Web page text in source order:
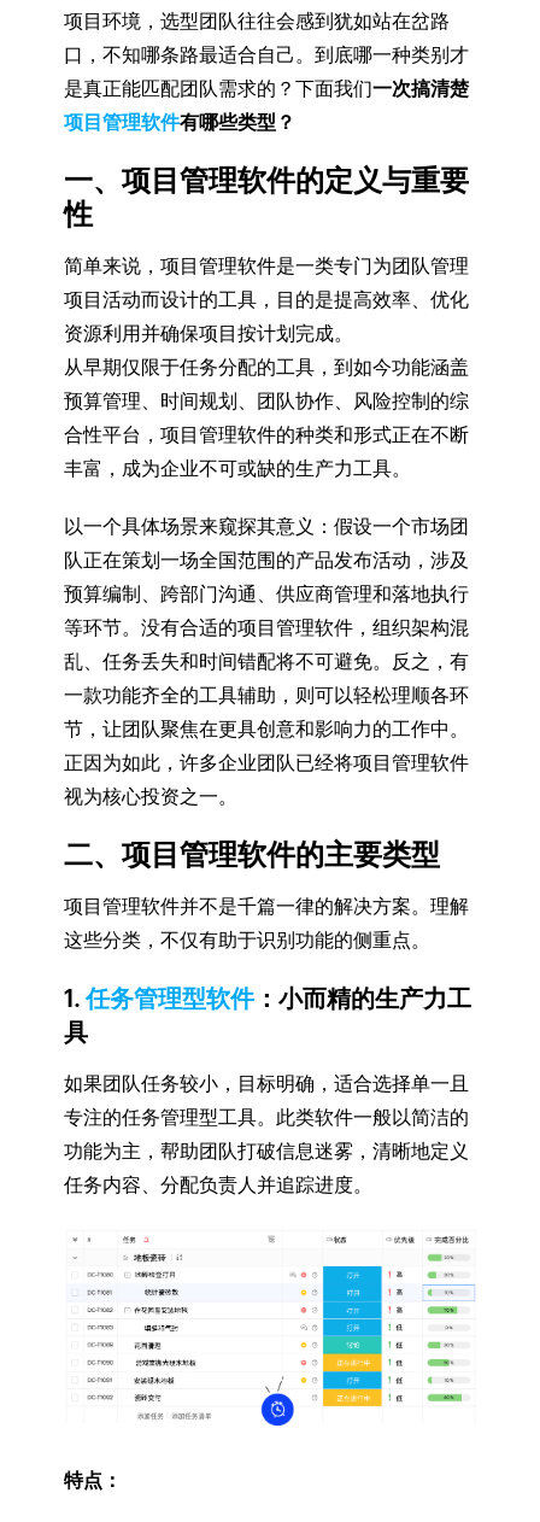
项目环境，选型团队往往会感到犹如站在岔路
口，不知哪条路最适合自己。到底哪一种类别才
是真正能匹配团队需求的？下面我们一次搞清楚
项目管理软件有哪些类型？
一、项目管理软件的定义与重要
性
简单来说，项目管理软件是一类专门为团队管理
项目活动而设计的工具，目的是提高效率、优化
资源利用并确保项目按计划完成。
从早期仅限于任务分配的工具，到如今功能涵盖
预算管理、时间规划、团队协作、风险控制的综
合性平台，项目管理软件的种类和形式正在不断
丰富，成为企业不可或缺的生产力工具。
以一个具体场景来窥探其意义：假设一个市场团
队正在策划一场全国范围的产品发布活动，涉及
预算编制、跨部门沟通、供应商管理和落地执行
等环节。没有合适的项目管理软件，组织架构混
乱、任务丢失和时间错配将不可避免。反之，有
一款功能齐全的工具辅助，则可以轻松理顺各环
节，让团队聚焦在更具创意和影响力的工作中。
正因为如此，许多企业团队已经将项目管理软件
视为核心投资之一。
二、项目管理软件的主要类型
项目管理软件并不是千篇一律的解决方案。理解
这些分类，不仅有助于识别功能的侧重点。
1.任务管理型软件：小而精的生产力工
具
如果团队任务较小，目标明确，适合选择单一且
专注的任务管理型工具。此类软件一般以简洁的
功能为主，帮助团队打破信息迷雾，清晰地定义
任务内容、分配负责人并追踪进度。
特点：